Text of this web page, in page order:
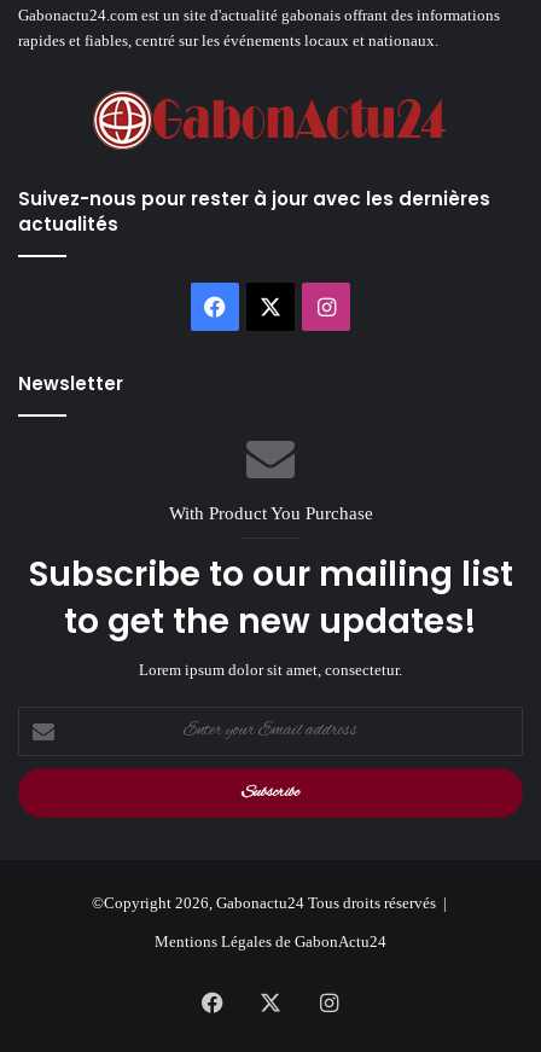
Gabonactu24.com est un site d'actualité gabonais offrant des informations
rapides et fiables, centré sur les événements locaux et nationaux.
Suivez-nous pour rester à jour avec les dernières
actualités
Facebook Instagram
Newsletter
With Product You Purchase
Subscribe to our mailing list
to get the new updates!
Lorem ipsum dolor sit amet, consectetur.
your
Email
address
©Copyright 2026, Gabonactu24 Tous droits réservés |
Mentions Légales de GabonActu24
Facebook Instagram